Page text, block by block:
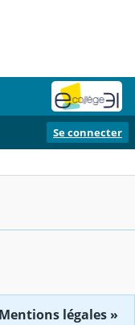
Se connecter
légales »